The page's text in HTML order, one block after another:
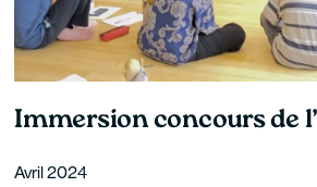
Immersion concours de
Avril 2024